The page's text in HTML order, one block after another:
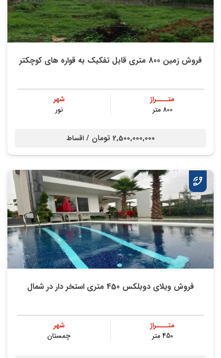
فروش زمین 800 متری قابل تفکیک به قواره های کوچکتر
متــــراژ
800 متر
شهر
نور
2,500,000,000 تومان / اقساط
فروش ویلای دوبلکس 450 متری استخر دار در شمال
متــــراژ
450 متر
شهر
چمستان